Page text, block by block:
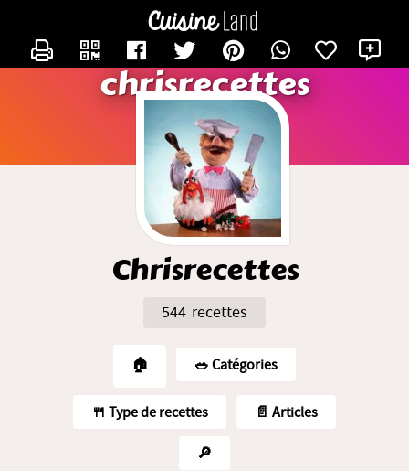
chrisrecettes
Chrisrecettes
544 recettes
🏠 🥗️ Catégories
🍴 Type de recettes 📄 Articles
🔎
CONTACTER CHRISRECETTES